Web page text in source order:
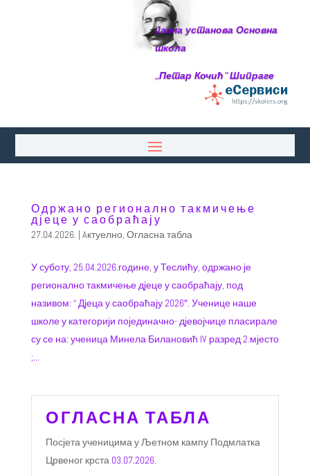
Јавна установа Основна
школа
,,Петар Кочић“ Шипраге
Одржано регионално такмичење
дјеце у саобраћају
27.04.2026. | Aктуелно, Огласна табла
У суботу, 25.04.2026.године, у Теслићу, одржано је
регионално такмичење дјеце у саобраћају, под
називом: “ Дјеца у саобраћају 2026″. Ученице наше
школе у категорији појединачно- дјевојчице пласирале
су се на: ученица Минела Билановић IV разред 2.мјесто
;...
ОГЛАСНА ТАБЛА
Посјета ученицима у Љетном кампу Подмлатка
Црвеног крста 03.07.2026.